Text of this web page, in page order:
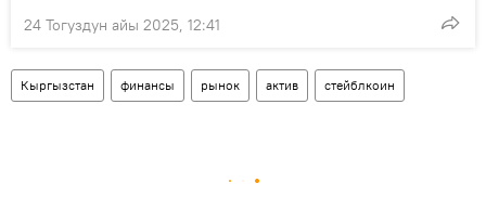
24 Тогуздун айы 2025, 12:41
Кыргызстан финансы рынок актив стейблкоин